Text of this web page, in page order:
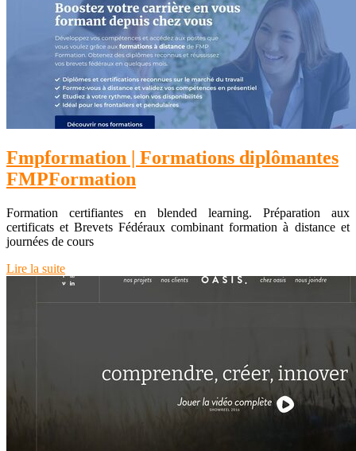
Fmpfor­ma­tion | Formations diplômantes
FMPFormation
Formation certifiantes en blended learning. Préparation aux
certificats et Brevets Fédéraux combinant formation à distance et
journées de cours
Lire la suite